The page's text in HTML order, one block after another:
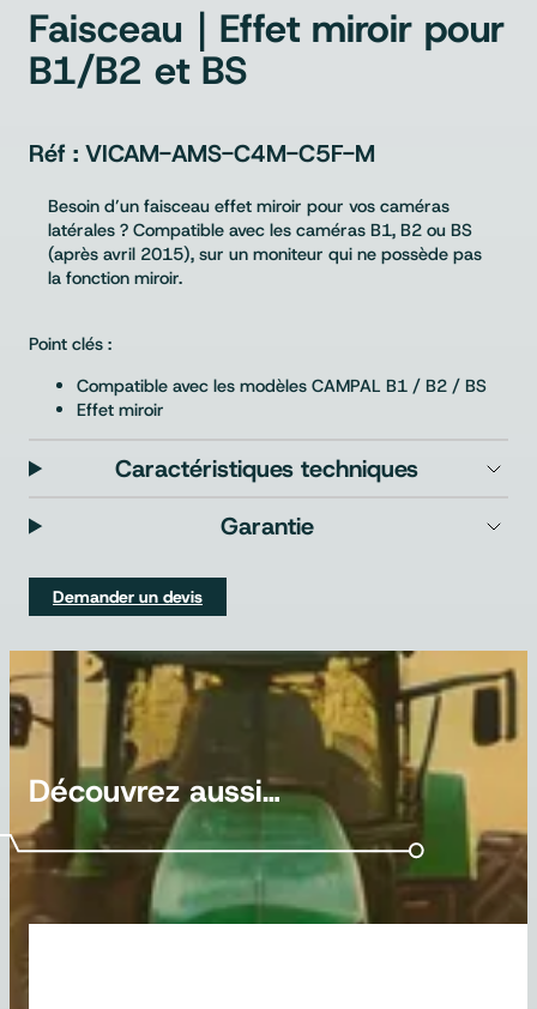
Faisceau｜Effet miroir pour
B1/B2 et BS
VICAM-AMS-C4M-C5F-M
Besoin d’un faisceau effet miroir pour vos caméras
latérales ? Compatible avec les caméras B1, B2 ou BS
(après avril 2015), sur un moniteur qui ne possède pas
la fonction miroir.
Point clés :
Compatible avec les modèles CAMPAL B1 / B2 / BS
Effet miroir
Caractéristiques techniques
Garantie
Demander un devis
Découvrez aussi…